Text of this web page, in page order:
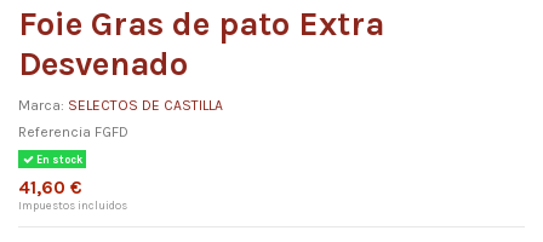
Foie Gras de pato Extra
Desvenado
Marca: SELECTOS DE CASTILLA
Referencia FGFD
En stock
41,60 €
Impuestos incluidos